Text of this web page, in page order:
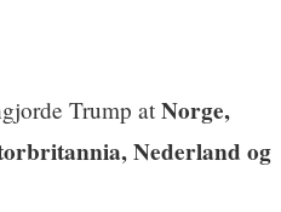
Trump at Norge,
Nederland og